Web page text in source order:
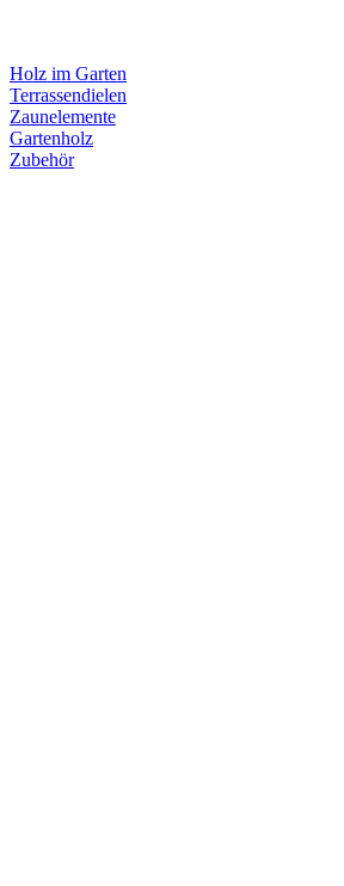
Holz im Garten
Terrassendielen
Zaunelemente
Gartenholz
Zubehör